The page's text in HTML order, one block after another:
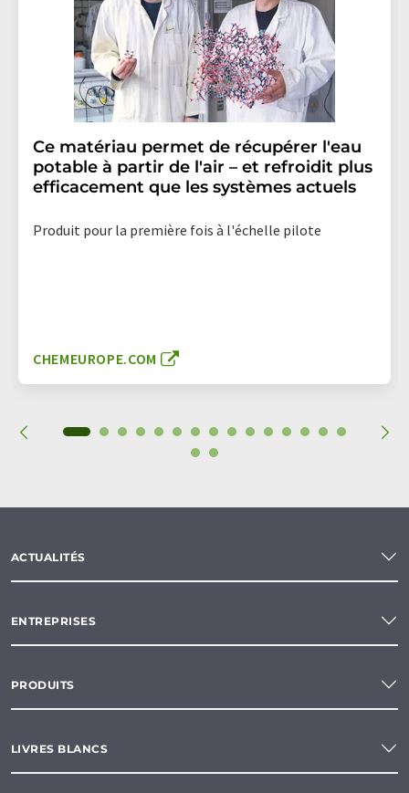
Ce matériau permet de récupérer l'eau
potable à partir de l'air – et refroidit plus
efficacement que les systèmes actuels
Produit pour la première fois à l'échelle pilote
CHEMEUROPE.COM
ACTUALITÉS
ENTREPRISES
PRODUITS
LIVRES BLANCS